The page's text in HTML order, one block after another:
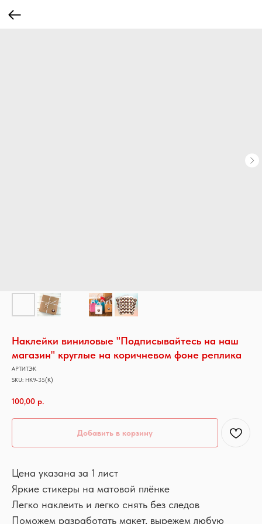
Наклейки виниловые "Подписывайтесь на наш
магазин" круглые на коричневом фоне реплика
АРТИТЭК
SKU: НК9-35(К)
100,00 р.
Добавить в корзину
Цена указана за 1 лист
Яркие стикеры на матовой плёнке
Легко наклеить и легко снять без следов
Поможем разработать макет, вырежем любую